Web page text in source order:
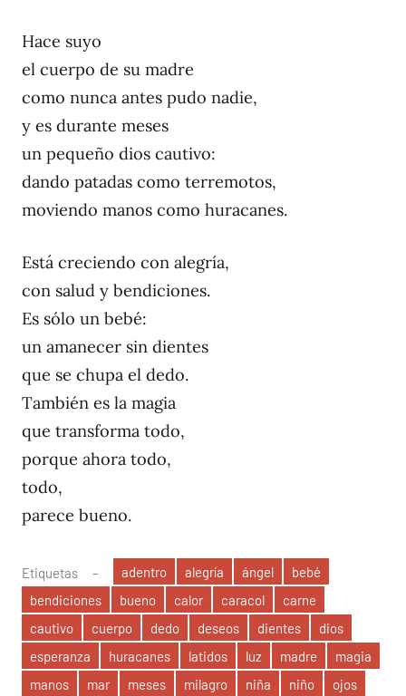
Hace suyo
el cuerpo de su madre
como nunca antes pudo nadie,
y es durante meses
un pequeño dios cautivo:
dando patadas como terremotos,
moviendo manos como huracanes.
Está creciendo con alegría,
con salud y bendiciones.
Es sólo un bebé:
un amanecer sin dientes
que se chupa el dedo.
También es la magia
que transforma todo,
porque ahora todo,
todo,
parece bueno.
Etiquetas adentro alegría ángel
bebé
bendiciones
bueno calor caracol
carne
cautivo
cuerpo dedo deseos dientes
dios
esperanza
huracanes latidos luz madre
magia
manos
mar meses milagro niña niño
ojos